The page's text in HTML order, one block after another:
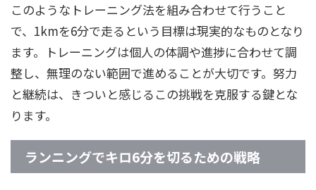
このようなトレーニング法を組み合わせて行うこと
で、1kmを6分で走るという目標は現実的なものとなり
ます。トレーニングは個人の体調や進捗に合わせて調
整し、無理のない範囲で進めることが大切です。努力
と継続は、きついと感じるこの挑戦を克服する鍵とな
ります。
ランニングでキロ6分を切るための戦略